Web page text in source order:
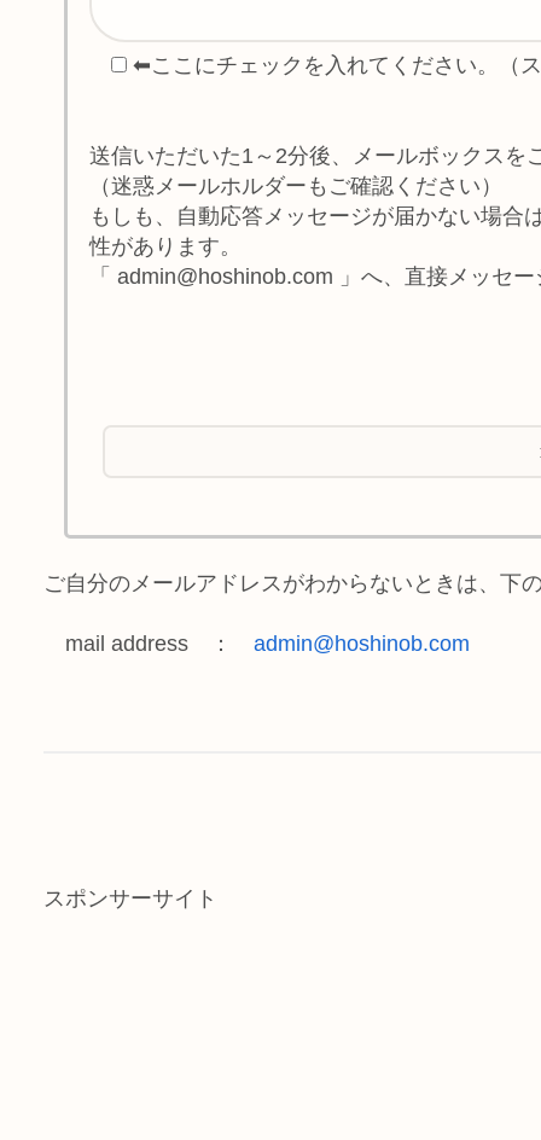
⬅ここにチェックを入れてください。（
送信いただいた1～2分後、メールボックスを
（迷惑メールホルダーもご確認ください）
もしも、自動応答メッセージが届かない場合
性があります。
「 admin@hoshinob.com 」へ、直接メッセ
ご自分のメールアドレスがわからないときは、下
mail address ： admin@hoshinob.com
スポンサーサイト